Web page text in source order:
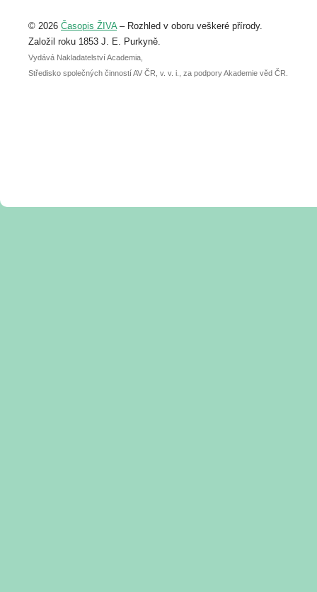
abstraktu přihlášené přednášky nebo
posteru je už 30. června.
© 2026 Časopis ŽIVA– Rozhled v oboru veškeré přírody.
Založil roku 1853 J. E. Purkyně.
Vydává Nakladatelství Academia,
Středisko společných činností AV ČR, v. v. i., za podpory Akademie věd ČR.